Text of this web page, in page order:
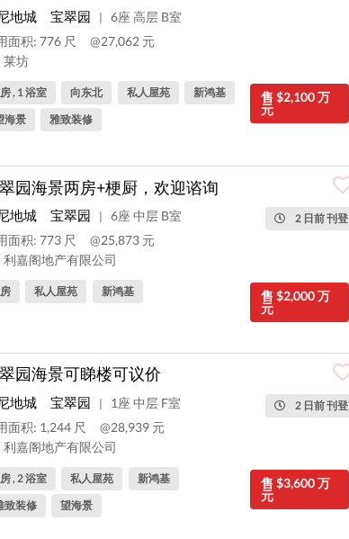
地城 宝翠园 |
6座 高层 B室
面积: 776 尺
@27,062 元
莱坊
售 $2,100 万
元
, 1 浴室 向东北 私人屋苑
新鸿基
海景
雅致装修
园海景两房+梗厨，欢迎谘询
2 日前 刊登
地城 宝翠园 |
6座 中层 B室
面积: 773 尺
@25,873 元
利嘉阁地产有限公司
售 $2,000 万
元
私人屋苑 新鸿基
园海景可睇楼可议价
2 日前 刊登
地城 宝翠园 |
1座 中层 F室
面积: 1,244 尺
@28,939 元
利嘉阁地产有限公司
售 $3,600 万
元
, 2 浴室 私人屋苑
新鸿基
致装修
望海景